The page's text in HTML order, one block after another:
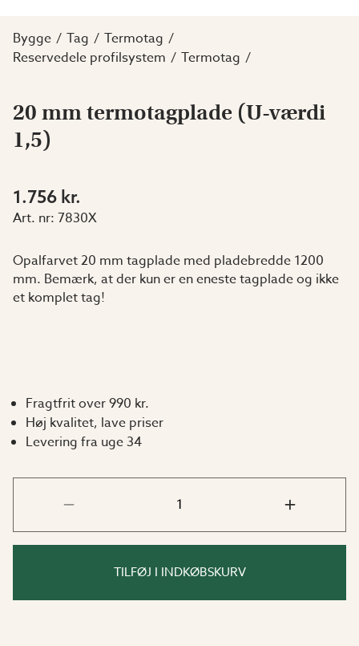
Bygge Tag
Termotag
Reservedele profilsystem
Termotag
20 mm termotagplade (U-værdi
1,5)
1.756 kr.
Art. nr: 7830X
Opalfarvet 20 mm tagplade med pladebredde 1200
mm. Bemærk, at der kun er en eneste tagplade og ikke
et komplet tag!
Fragtfrit over 990 kr.
Høj kvalitet, lave priser
Levering fra uge 34
TILFØJ I INDKØBSKURV